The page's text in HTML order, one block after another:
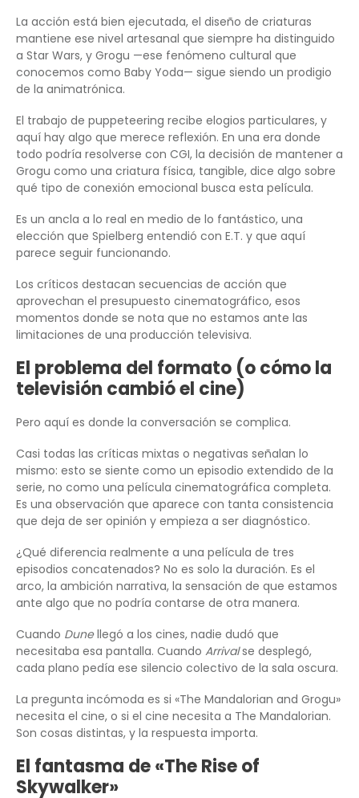
La acción está bien ejecutada, el diseño de criaturas
mantiene ese nivel artesanal que siempre ha distinguido
a Star Wars, y Grogu —ese fenómeno cultural que
conocemos como Baby Yoda— sigue siendo un prodigio
de la animatrónica.
El trabajo de puppeteering recibe elogios particulares, y
aquí hay algo que merece reflexión. En una era donde
todo podría resolverse con CGI, la decisión de mantener a
Grogu como una criatura física, tangible, dice algo sobre
qué tipo de conexión emocional busca esta película.
Es un ancla a lo real en medio de lo fantástico, una
elección que Spielberg entendió con E.T. y que aquí
parece seguir funcionando.
Los críticos destacan secuencias de acción que
aprovechan el presupuesto cinematográfico, esos
momentos donde se nota que no estamos ante las
limitaciones de una producción televisiva.
El problema del formato (o cómo la
televisión cambió el cine)
Pero aquí es donde la conversación se complica.
Casi todas las críticas mixtas o negativas señalan lo
mismo: esto se siente como un episodio extendido de la
serie, no como una película cinematográfica completa.
Es una observación que aparece con tanta consistencia
que deja de ser opinión y empieza a ser diagnóstico.
¿Qué diferencia realmente a una película de tres
episodios concatenados? No es solo la duración. Es el
arco, la ambición narrativa, la sensación de que estamos
ante algo que no podría contarse de otra manera.
Cuando Dunellegó a los cines, nadie dudó que
necesitaba esa pantalla. Cuando Arrivalse desplegó,
cada plano pedía ese silencio colectivo de la sala oscura.
La pregunta incómoda es si «The Mandalorian and Grogu»
necesita el cine, o si el cine necesita a The Mandalorian.
Son cosas distintas, y la respuesta importa.
El fantasma de «The Rise of
Skywalker»